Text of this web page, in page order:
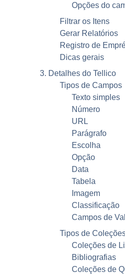
Opções do
Filtrar os Itens
Gerar Relatórios
Registro de
Dicas gerais
3. Detalhes do Tellico
Tipos de Campos
Texto simples
Número
URL
Parágrafo
Escolha
Opção
Data
Tabela
Imagem
Classificação
Campos de
Tipos de
Coleções de
Bibliografias
Coleções de